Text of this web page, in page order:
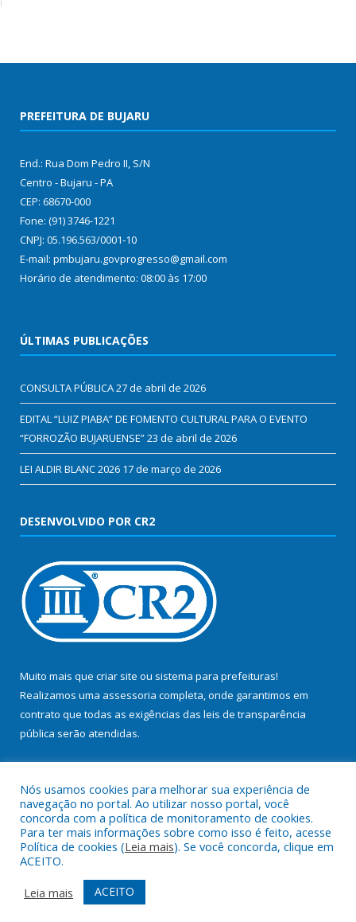
PREFEITURA DE BUJARU
End.: Rua Dom Pedro II, S/N
Centro - Bujaru - PA
CEP: 68670-000
Fone: (91) 3746-1221
CNPJ: 05.196.563/0001-10
E-mail: pmbujaru.govprogresso@gmail.com
Horário de atendimento: 08:00 às 17:00
ÚLTIMAS PUBLICAÇÕES
CONSULTA PÚBLICA27 de abril de 2026
EDITAL “LUIZ PIABA” DE FOMENTO CULTURAL PARA O EVENTO
“FORROZÃO BUJARUENSE”23 de abril de 2026
LEI ALDIR BLANC 2026 17 de março de 2026
DESENVOLVIDO POR CR2
Muito mais que criar site ou sistema para prefeituras!
Realizamos uma assessoria completa, onde garantimos em
contrato que todas as exigências das leis de transparência
pública serão atendidas.
Todos os direitos reservados a Prefeitura Municipal de Bujaru.
Mapa do Site
Acessar Área Administrativa
Acessar Webmail
Nós usamos cookies para melhorar sua experiência de
navegação no portal. Ao utilizar nosso portal, você
concorda com a política de monitoramento de cookies.
Para ter mais informações sobre como isso é feito, acesse
Política de cookies (Leia mais). Se você concorda, clique em
ACEITO.
Leia mais
ACEITO